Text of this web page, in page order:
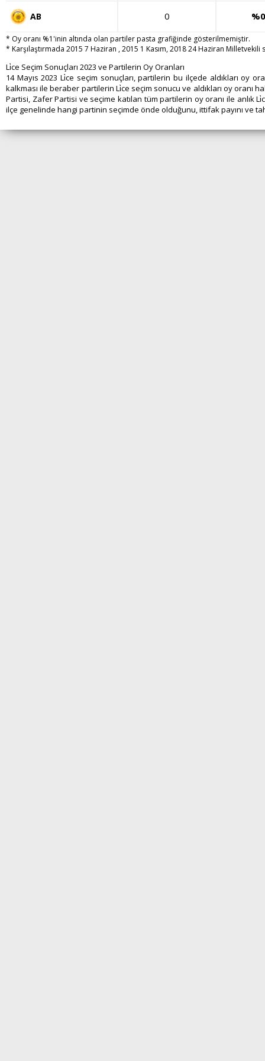
AB 0
* Oy oranı %1'inin altında olan partiler pasta grafiğinde gösterilmemiştir.
* Karşılaştırmada 2015 7 Haziran , 2015 1 Kasım, 2018 24 Haziran Milletvekili
Li̇ce Seçim Sonuçları 2023 ve Partilerin Oy Oranları
14 Mayıs 2023 Li̇ce seçim sonuçları, partilerin bu ilçede aldıkları oy
kalkması ile beraber partilerin Li̇ce seçim sonucu ve aldıkları oy oranı
Partisi, Zafer Partisi ve seçime katılan tüm partilerin oy oranı ile anlık
ilçe genelinde hangi partinin seçimde önde olduğunu, ittifak payını ve